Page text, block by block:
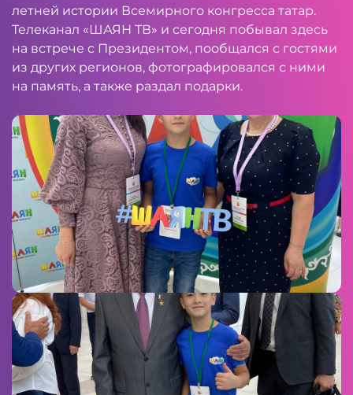
летней истории Всемирного конгресса татар.
Телеканал «ШАЯН ТВ» и сегодня побывал здесь
на встрече с Президентом, пообщался с гостями
из других регионов, фотографировался с ними
на память, а также раздал подарки.